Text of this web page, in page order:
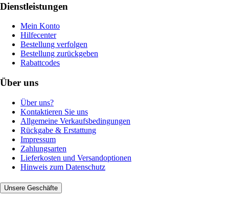
Dienstleistungen
Mein Konto
Hilfecenter
Bestellung verfolgen
Bestellung zurückgeben
Rabattcodes
Über uns
Über uns?
Kontaktieren Sie uns
Allgemeine Verkaufsbedingungen
Rückgabe & Erstattung
Impressum
Zahlungsarten
Lieferkosten und Versandoptionen
Hinweis zum Datenschutz
Unsere Geschäfte